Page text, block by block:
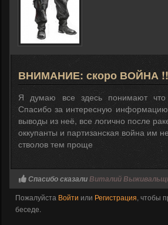
ВНИМАНИЕ: скоро ВОЙНА
Я думаю все здесь понимают что
Спасибо за интересную
выводы из неё, все логично после
оккупанты и партизанская война им
стволов тем проще
Спасибо сказалиВиталий
Пожалуйста Войти или Регистрация, чтобы
беседе.